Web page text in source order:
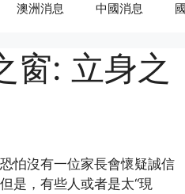
澳洲消息 中國消息
窗: 立身之
恐怕沒有一位家長會懷疑誠信
是，有些人或者是太“現